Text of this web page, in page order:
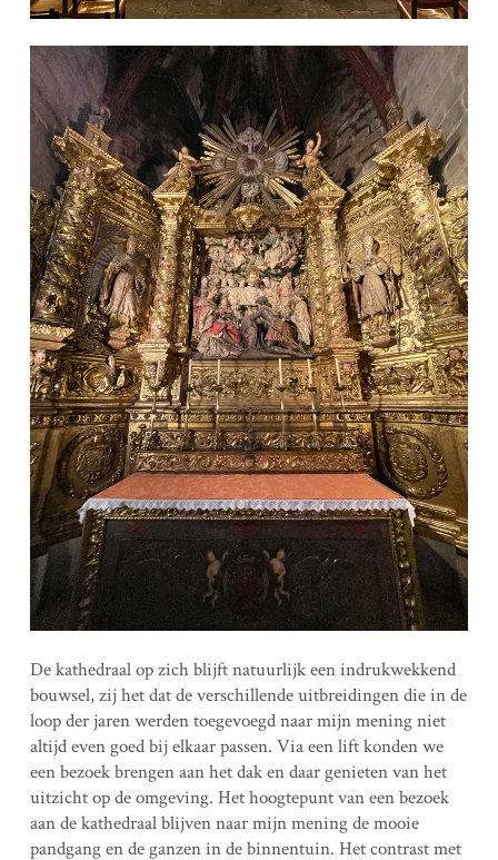
De kathedraal op zich blijft natuurlijk een indrukwekkend
bouwsel, zij het dat de verschillende uitbreidingen die in de
loop der jaren werden toegevoegd naar mijn mening niet
altijd even goed bij elkaar passen. Via een lift konden we
een bezoek brengen aan het dak en daar genieten van het
uitzicht op de omgeving. Het hoogtepunt van een bezoek
aan de kathedraal blijven naar mijn mening de mooie
pandgang en de ganzen in de binnentuin. Het contrast met